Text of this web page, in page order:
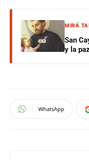
MIRÁ
San
y la
WhatsApp